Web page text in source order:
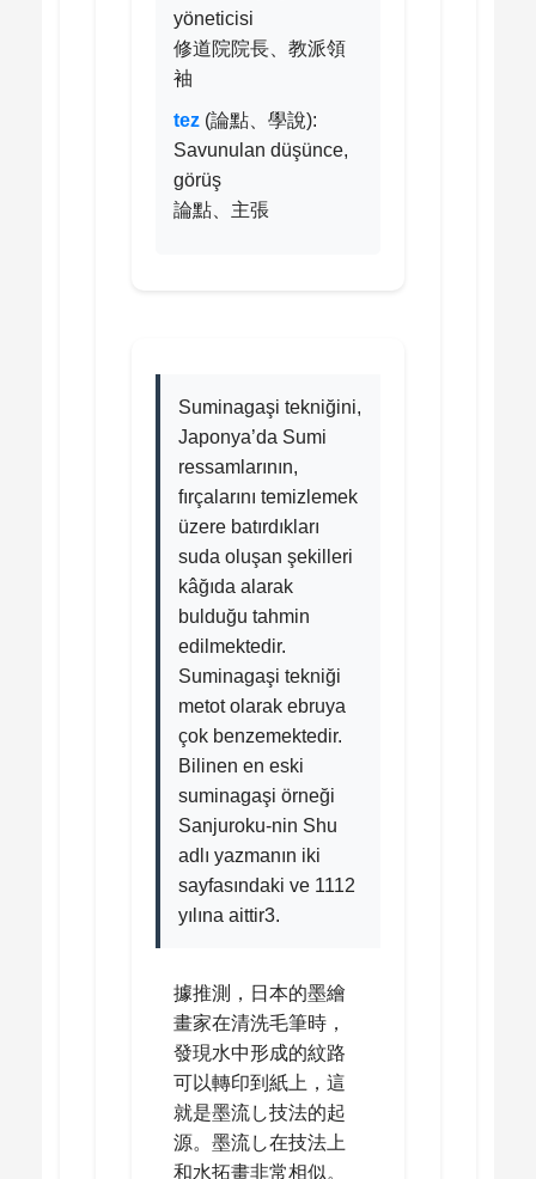
yöneticisi
修道院院長、教派領
袖
tez (論點、學說):
Savunulan düşünce,
görüş
論點、主張
Suminagaşi tekniğini,
Japonya’da Sumi
ressamlarının,
fırçalarını temizlemek
üzere batırdıkları
suda oluşan şekilleri
kâğıda alarak
bulduğu tahmin
edilmektedir.
Suminagaşi tekniği
metot olarak ebruya
çok benzemektedir.
Bilinen en eski
suminagaşi örneği
Sanjuroku-nin Shu
adlı yazmanın iki
sayfasındaki ve 1112
yılına aittir3.
據推測，日本的墨繪
畫家在清洗毛筆時，
發現水中形成的紋路
可以轉印到紙上，這
就是墨流し技法的起
源。墨流し在技法上
和水拓畫非常相似。